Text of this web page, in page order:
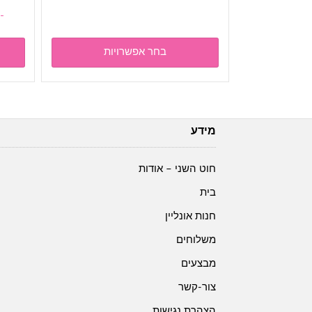
-
בחר אפשרויות
מידע
חוט השני – אודות
בית
חנות אונליין
משלוחים
מבצעים
צור-קשר